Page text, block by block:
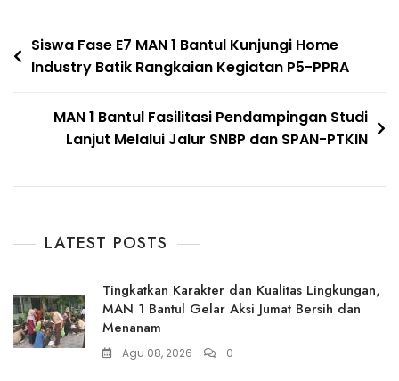
Navigasi
pos
Siswa Fase E7 MAN 1 Bantul Kunjungi Home
Industry Batik Rangkaian Kegiatan P5-PPRA
MAN 1 Bantul Fasilitasi Pendampingan Studi
Lanjut Melalui Jalur SNBP dan SPAN-PTKIN
LATEST POSTS
Tingkatkan Karakter dan Kualitas Lingkungan,
MAN 1 Bantul Gelar Aksi Jumat Bersih dan
Menanam
Agu 08, 2026 0